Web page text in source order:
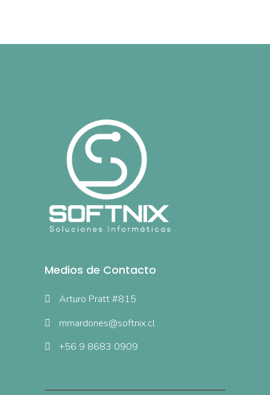
Medios de Contacto
Arturo Pratt #815
mmardones@softnix.cl
+56 9 8683 0909